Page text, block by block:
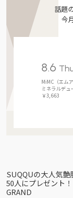
話題
今
8.6
MiMC（エム
ミネラルデュ
￥3,663
SUQQUの大人気艶
50人にプレゼント
GRAND